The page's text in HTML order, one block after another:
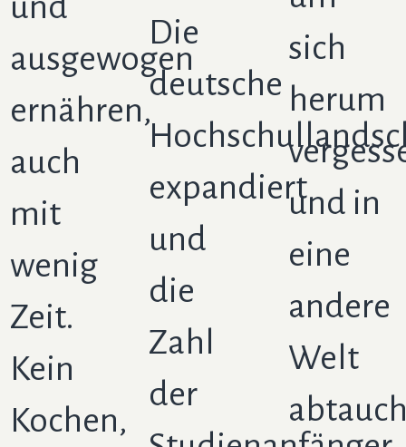
ausgewogen
ernähren,
auch
mit
wenig
Zeit.
Kein
Kochen,
Die
deutsche
expandiert
und
die
Zahl
der
sich
herum
und in
eine
andere
Welt